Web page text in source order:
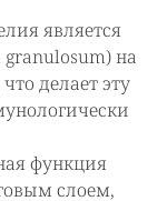
является
granulosum) на
делает эту
функция
слоем,